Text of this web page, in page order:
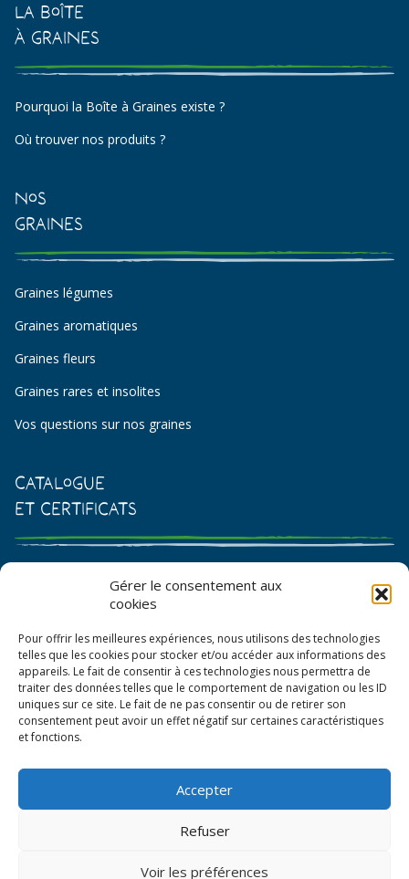
Gérer le consentement aux
cookies
Pour offrir les meilleures expériences, nous utilisons des technologies
telles que les cookies pour stocker et/ou accéder aux informations des
appareils. Le fait de consentir à ces technologies nous permettra de
traiter des données telles que le comportement de navigation ou les ID
uniques sur ce site. Le fait de ne pas consentir ou de retirer son
consentement peut avoir un effet négatif sur certaines caractéristiques
et fonctions.
Accepter
Refuser
Voir les préférences
La Boîte
à Graines
Pourquoi la Boîte à Graines existe ?
Où trouver nos produits ?
Nos
Graines
Graines légumes
Graines aromatiques
Graines fleurs
Graines rares et insolites
Vos questions sur nos graines
Catalogue
et certificats
Catalogue de graines et semences
Bon de commande